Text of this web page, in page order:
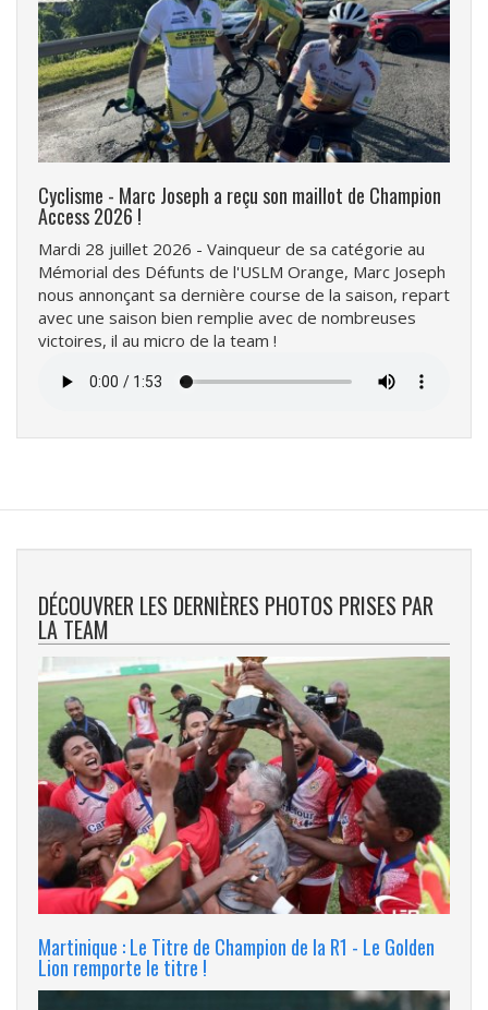
Cyclisme - Marc Joseph a reçu son maillot de Champion
Access 2026 !
Mardi 28 juillet 2026 - Vainqueur de sa catégorie au
Mémorial des Défunts de l'USLM Orange, Marc Joseph
nous annonçant sa dernière course de la saison, repart
avec une saison bien remplie avec de nombreuses
victoires, il au micro de la team !
audio
DÉCOUVRER LES DERNIÈRES PHOTOS PRISES PAR
LA TEAM
Martinique : Le Titre de Champion de la R1 - Le Golden
Lion remporte le titre !